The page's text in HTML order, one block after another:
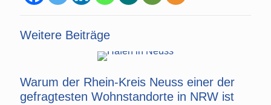
Weitere Beiträge
Warum der Rhein-Kreis Neuss einer der
gefragtesten Wohnstandorte in NRW ist